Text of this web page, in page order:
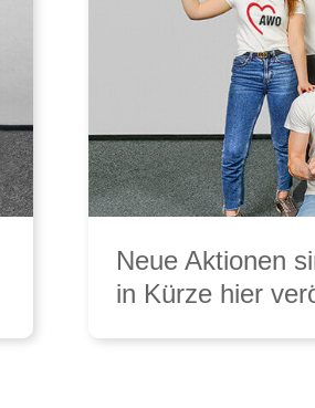
Neue Aktionen
in Kürze hier